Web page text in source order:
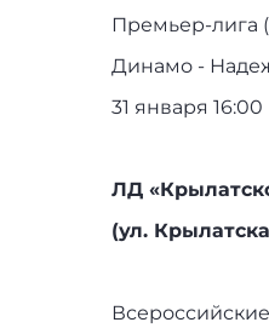
Премьер-лига
Динамо -
31 января 16:00
ЛД
(ул.